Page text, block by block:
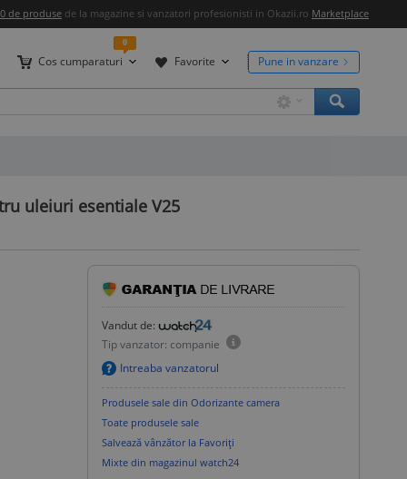
de produse de la magazine si vanzatori profesionisti in Okazii.ro Marketplace
Cos cumparaturi
0
Favorite Pune in vanzare
uleiuri esentiale V25
Vandut de:
Tip vanzator: companie
Intreaba vanzatorul
Produsele sale din Odorizante camera
Toate produsele sale
Salvează vânzător la Favoriți
Mixte din magazinul watch24